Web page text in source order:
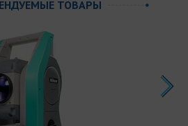
ТОВАРЫ